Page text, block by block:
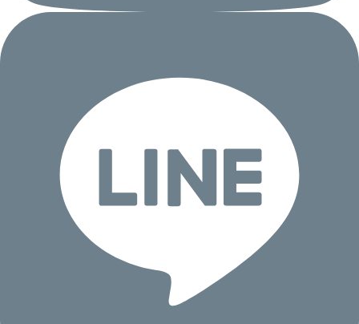
変更される場合があります。
計・請負・販売・監理事業
（２）アフターサービス・リフォーム等の住
宅関連事業
（３）環境エネルギー事業
（４）当社及び当社の関係会社が取り扱う商
（５）インテリア器具・住宅設備機器等の提
案・販売
（６）当社が主催するイベント・セミナー・
その他当社商品及びサービスに関連する各種
（７）商品開発並びにお客様サービスの向上
を目的としたアンケート調査及びその分析